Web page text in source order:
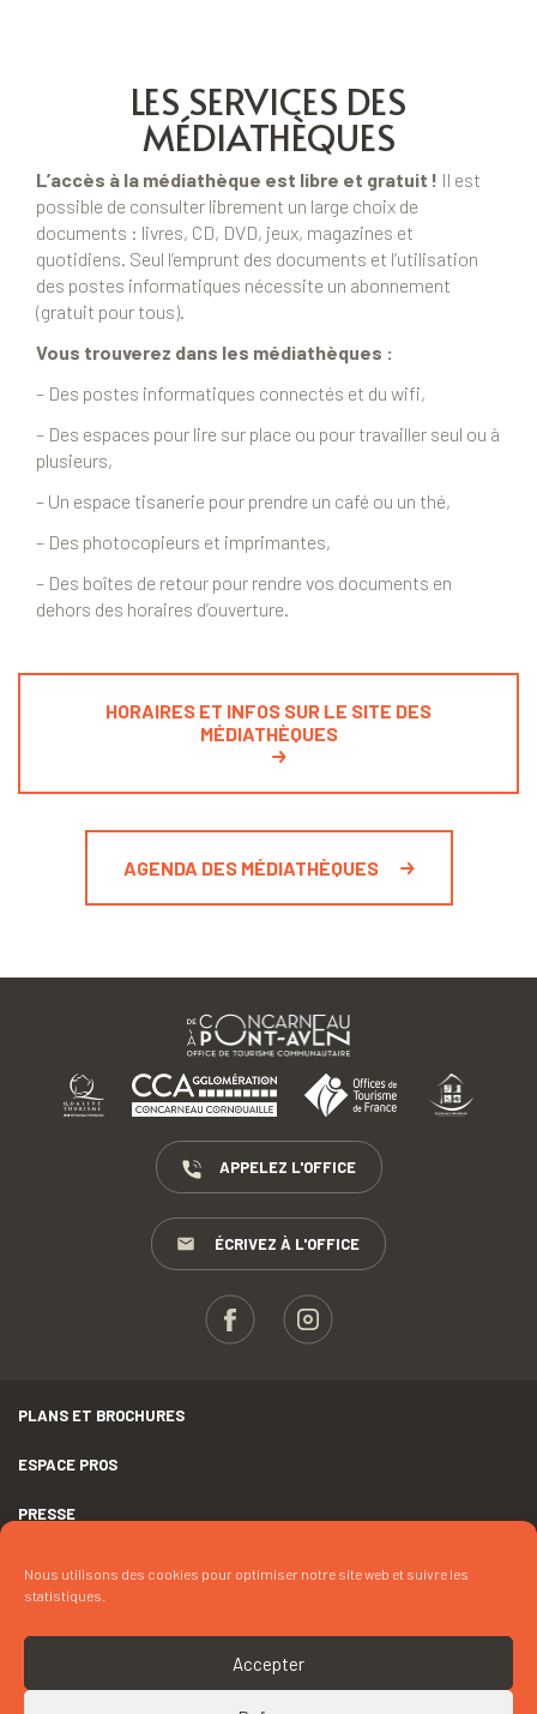
Nous utilisons des cookies pour optimiser notre site web et suivre les
statistiques.
Accepter
LES SERVICES DES
MÉDIATHÈQUES
L’accès à la médiathèque est libre et gratuit ! Il est
possible de consulter librement un large choix de
documents : livres, CD, DVD, jeux, magazines et
quotidiens. Seul l’emprunt des documents et l’utilisation
des postes informatiques nécessite un abonnement
(gratuit pour tous).
Vous trouverez dans les médiathèques :
– Des postes informatiques connectés et du wifi,
– Des espaces pour lire sur place ou pour travailler seul ou à
plusieurs,
– Un espace tisanerie pour prendre un café ou un thé,
– Des photocopieurs et imprimantes,
– Des boîtes de retour pour rendre vos documents en
dehors des horaires d’ouverture.
HORAIRES ET INFOS SUR LE SITE DES
MÉDIATHÈQUES
AGENDA DES MÉDIATHÈQUES
APPELEZ L'OFFICE
ÉCRIVEZ À L'OFFICE
PLANS ET BROCHURES
ESPACE PROS
PRESSE
DÉCLARATION D’ACCESSIBILITÉ